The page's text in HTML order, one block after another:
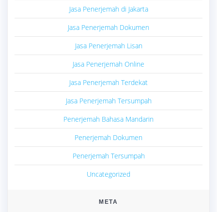
Jasa Penerjemah di Jakarta
Jasa Penerjemah Dokumen
Jasa Penerjemah Lisan
Jasa Penerjemah Online
Jasa Penerjemah Terdekat
Jasa Penerjemah Tersumpah
Penerjemah Bahasa Mandarin
Penerjemah Dokumen
Penerjemah Tersumpah
Uncategorized
META